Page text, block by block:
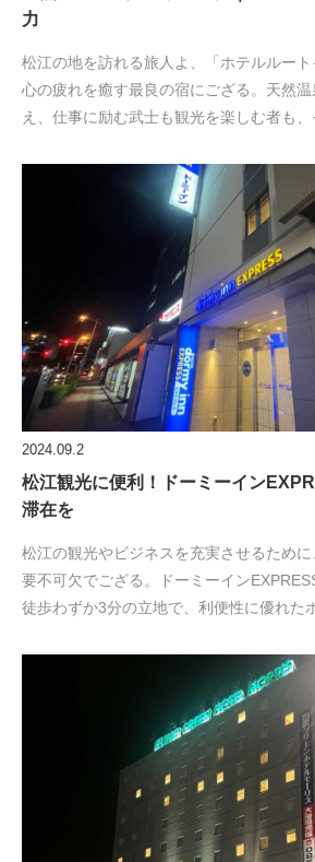
力
松江の地を訪れる旅人よ、「ホテルルー
心の疲れを癒す最良の宿にござる。天然
え、仕事に励む武士も観光を楽しむ者も、
2024.09.2
松江観光に便利！ドーミーイン
滞在を
松江の観光やビジネスを充実させるため
要不可欠でござる。ドーミーイン
徒歩わずか3分の立地で、利便性に優れた